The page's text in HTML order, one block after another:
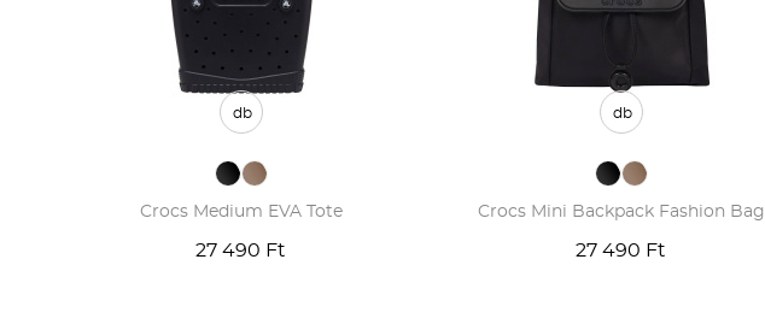
Crocs Medium EVA Tote
27 490 Ft
db
Crocs Mini Backpack Fashion Bag
27 490 Ft
db